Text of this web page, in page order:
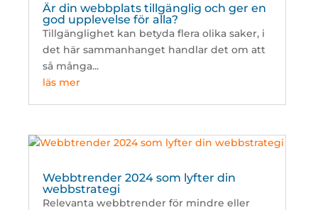
Är din webbplats tillgänglig och ger en
god upplevelse för alla?
Tillgänglighet kan betyda flera olika saker, i
det här sammanhanget handlar det om att
så många...
läs mer
Webbtrender 2024 som lyfter din
webbstrategi
Relevanta webbtrender för mindre eller